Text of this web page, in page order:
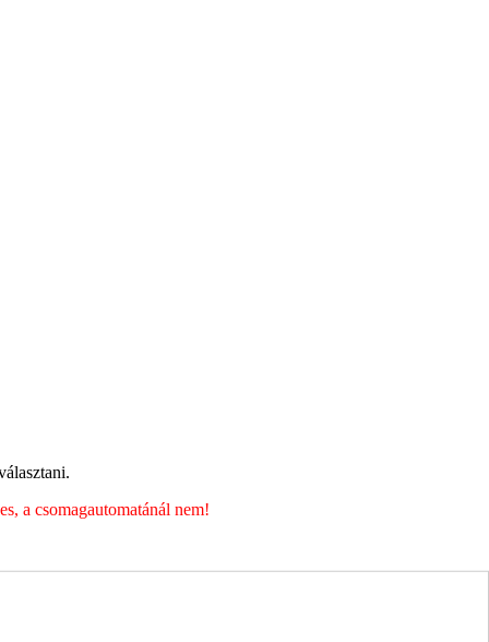
a csomagautomatánál nem!